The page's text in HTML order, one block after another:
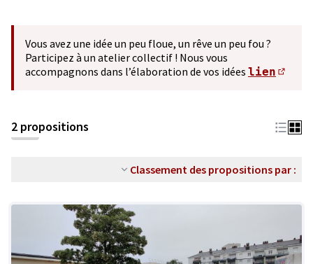
Vous avez une idée un peu floue, un rêve un peu fou ?
Participez à un atelier collectif ! Nous vous
accompagnons dans l’élaboration de vos idées lien
2 propositions
Classement des propositions par :